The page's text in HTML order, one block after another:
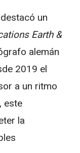
un
Earth &
alemán
2019 el
a un ritmo
este
la